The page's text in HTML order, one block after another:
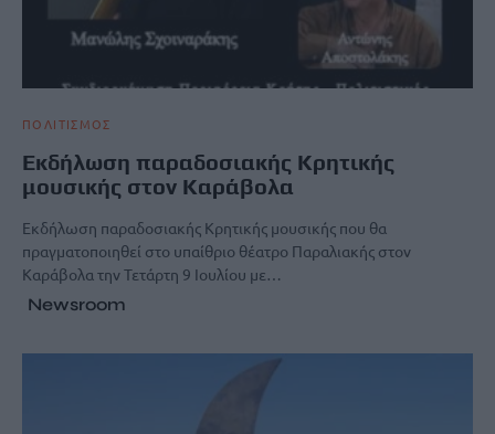
ΠΟΛΙΤΙΣΜΟΣ
Εκδήλωση παραδοσιακής Κρητικής
μουσικής στον Καράβολα
Εκδήλωση παραδοσιακής Κρητικής μουσικής που θα
πραγματοποιηθεί στο υπαίθριο θέατρο Παραλιακής στον
Καράβολα την Τετάρτη 9 Ιουλίου με…
Newsroom